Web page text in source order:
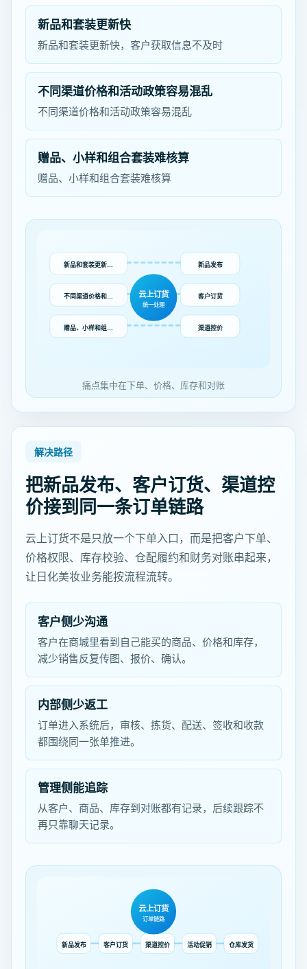
新品和套装更新快
新品和套装更新快，客户获取信息不及时
不同渠道价格和活动政策容易混乱
不同渠道价格和活动政策容易混乱
赠品、小样和组合套装难核算
赠品、小样和组合套装难核算
新品和套装更新…
不同渠道价格和…
赠品、小样和组…
云上订货
统一处理
新品发布
客户订货
渠道控价
痛点集中在下单、价格、库存和对账
解决路径
把新品发布、客户订货、渠道控
价接到同一条订单链路
云上订货不是只放一个下单入口，而是把客户下单、
价格权限、库存校验、仓配履约和财务对账串起来，
让日化美妆业务能按流程流转。
客户侧少沟通
客户在商城里看到自己能买的商品、价格和库存，
减少销售反复传图、报价、确认。
内部侧少返工
订单进入系统后，审核、拣货、配送、签收和收款
都围绕同一张单推进。
管理侧能追踪
从客户、商品、库存到对账都有记录，后续跟踪不
再只靠聊天记录。
新品发布 客户订货 渠道控价 活动促销 仓库发货
云上订货
订单链路